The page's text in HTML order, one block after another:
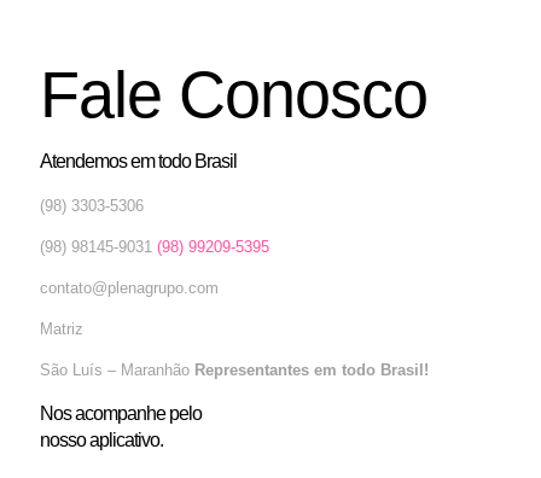
Fale Conosco
Atendemos em todo Brasil
(98) 3303-5306
(98) 98145-9031 (98) 99209-5395
contato@plenagrupo.com
Matriz
São Luís – Maranhão Representantes em todo Brasil!
Nos acompanhe pelo
nosso aplicativo.